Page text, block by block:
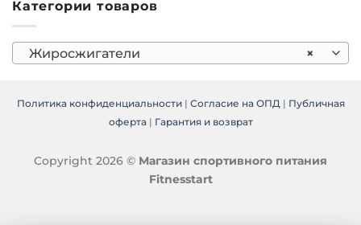
Категории товаров
×
Жиросжигатели
Политика конфиденциальности| Согласие на ОПД| Публичная
оферта | Гарантия и возврат
Copyright 2026 © Магазин спортивного питания
Fitnesstart